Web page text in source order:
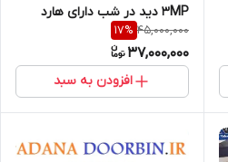
3MP دید در شب دارای هارد
ذخیره و کابل رایگان
45,000,000
17%
37,000,000
افزودن به سبد